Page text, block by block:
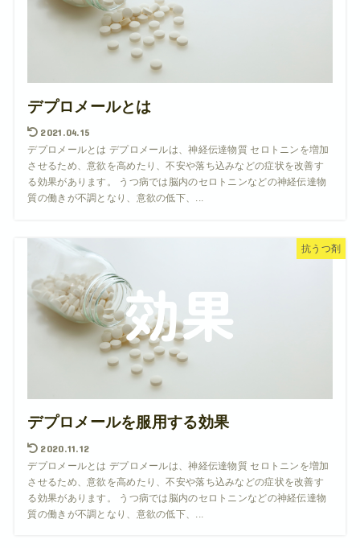
デプロメールとは
2021.04.15
デプロメールとは デプロメールは、神経伝達物質 セロトニンを増加
させるため、意欲を高めたり、不安や落ち込みなどの症状を改善す
る効果があります。 うつ病では脳内のセロトニンなどの神経伝達物
質の働きが不調となり、意欲の低下、...
抗うつ剤
デプロメールを服用する効果
2020.11.12
デプロメールとは デプロメールは、神経伝達物質 セロトニンを増加
させるため、意欲を高めたり、不安や落ち込みなどの症状を改善す
る効果があります。 うつ病では脳内のセロトニンなどの神経伝達物
質の働きが不調となり、意欲の低下、...